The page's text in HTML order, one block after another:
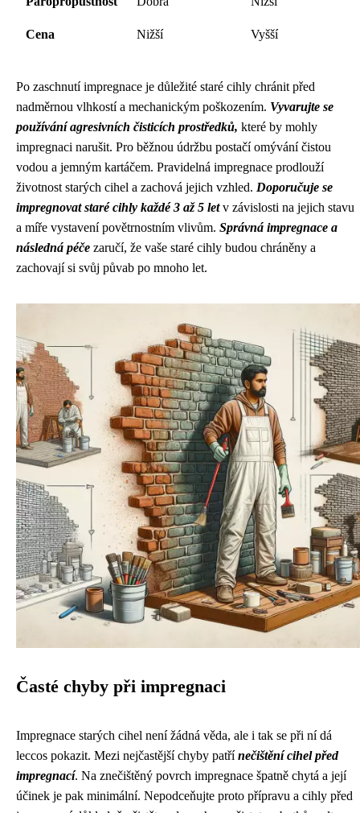
Cena Nižší Vyšší
Po zaschnutí impregnace je důležité staré cihly chránit před
nadměrnou vlhkostí a mechanickým poškozením. Vyvarujte se
používání agresivních čisticích prostředků, které by mohly
impregnaci narušit. Pro běžnou údržbu postačí omývání čistou
vodou a jemným kartáčem. Pravidelná impregnace prodlouží
životnost starých cihel a zachová jejich vzhled. Doporučuje se
impregnovat staré cihly každé 3 až 5 letv závislosti na jejich stavu
a míře vystavení povětrnostním vlivům. Správná impregnace a
následná péče zaručí, že vaše staré cihly budou chráněny a
zachovají si svůj půvab po mnoho let.
Časté chyby při impregnaci
Impregnace starých cihel není žádná věda, ale i tak se při ní dá
leccos pokazit. Mezi nejčastější chyby patřínečištění cihel před
impregnací. Na znečištěný povrch impregnace špatně chytá a její
účinek je pak minimální. Nepodceňujte proto přípravu a cihly před